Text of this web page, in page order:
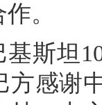
。
基斯坦
方感谢